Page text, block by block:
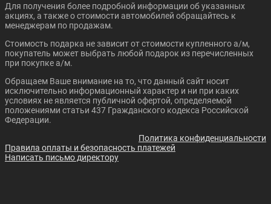
Для получения более подробной информации об указанных
акциях, а также о стоимости автомобилей обращайтесь к
менеджерам по продажам.
Стоимость подарка не зависит от стоимости купленного а/м,
покупатель может выбрать любой подарок из перечисленных
при покупке а/м.
Обращаем Ваше внимание на то, что данный сайт носит
исключительно информационный характер и ни при каких
условиях не является публичной офертой, определяемой
положениями статьи 437 Гражданского кодекса Российской
Федерации.
Политика конфиденциальности
Правила оплаты и безопасность платежей
Написать письмо директору